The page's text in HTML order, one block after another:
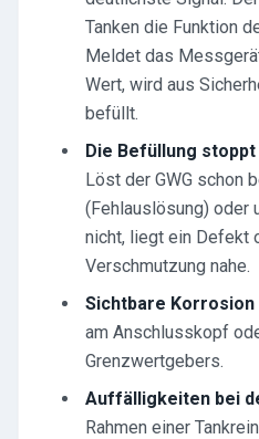
Tanken die Funktion
Meldet das
Wert, wird aus
befüllt.
Die Befüllung
Löst der GWG schon
(Fehlauslösung) oder
nicht, liegt ein Defekt
Verschmutzung nahe.
Sichtbare
am Anschlusskopf
Grenzwertgebers.
Auffälligkeiten bei
Rahmen einer